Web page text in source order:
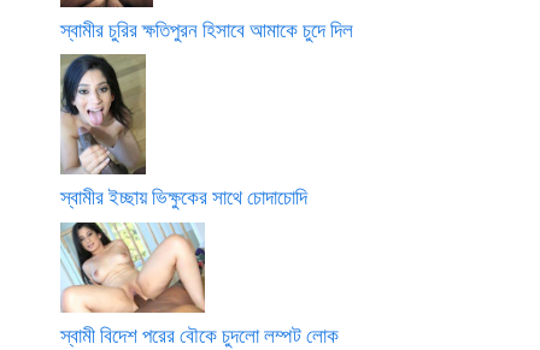
স্বামীর চুরির ক্ষতিপুরন হিসাবে আমাকে চুদে দিল
স্বামীর ইচ্ছায় ভিক্ষুকের সাথে চোদাচোদি
স্বামী বিদেশ পরের বৌকে চুদলো লম্পট লোক